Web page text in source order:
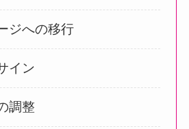
ジへの移行
イン
調整